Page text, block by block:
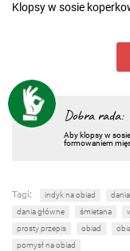
Klopsy w sosie
Dobra rada:
Aby klopsy w
formowaniem
Tagi: indyk na obiad
dania główne
śmietana
prosty przepis
obiad
pomysł na obiad